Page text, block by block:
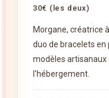
30€ (les deux)
Morgane, créatrice
duo de bracelets
modèles
l'hébergement.